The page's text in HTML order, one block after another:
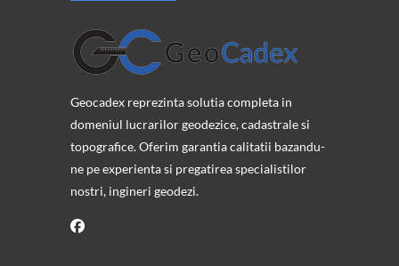
Geocadex reprezinta solutia completa in
domeniul lucrarilor geodezice, cadastrale si
topografice. Oferim garantia calitatii bazandu-
ne pe experienta si pregatirea specialistilor
nostri, ingineri geodezi.